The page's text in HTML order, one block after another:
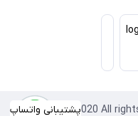
پشتیبانی واتساپ
Copyright©2020 All